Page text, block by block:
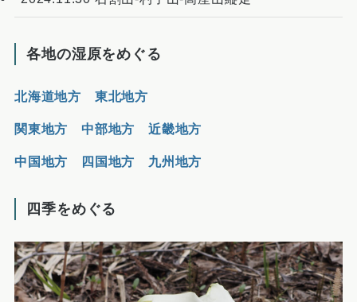
各地の湿原をめぐる
北海道地方 東北地方
関東地方 中部地方 近畿地方
中国地方 四国地方 九州地方
四季をめぐる